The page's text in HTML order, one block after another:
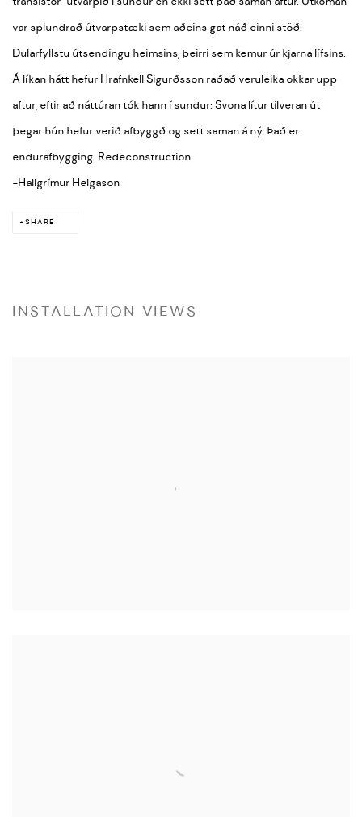
var splundrað útvarpstæki sem aðeins gat náð einni stöð:
Dularfyllstu útsendingu heimsins, þeirri sem kemur úr kjarna lífsins.
Á líkan hátt hefur Hrafnkell Sigurðsson raðað veruleika okkar upp
aftur, eftir að náttúran tók hann í sundur: Svona lítur tilveran út
þegar hún hefur verið afbyggð og sett saman á ný. Það er
endurafbygging. Redeconstruction.
-Hallgrímur Helgason
SHARE
INSTALLATION VIEWS